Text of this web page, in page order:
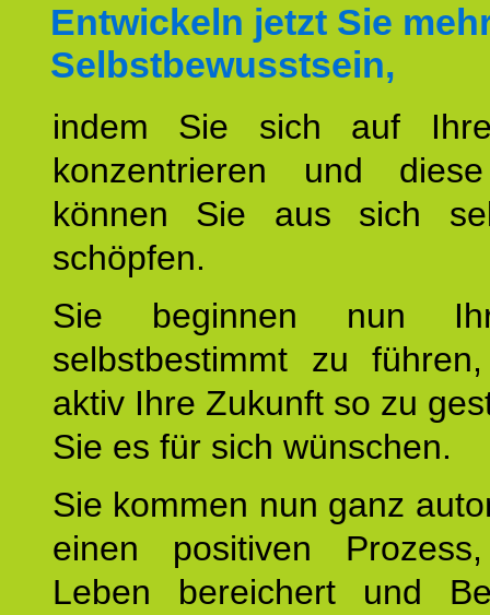
Entwickeln jetzt Sie
Selbstbewusstsein,
indem Sie sich auf
konzentrieren und
können Sie aus sich
schöpfen.
Sie beginnen nun
selbstbestimmt zu
aktiv Ihre Zukunft so zu
Sie es für sich wünschen.
Sie kommen nun ganz
einen positiven
Leben bereichert und